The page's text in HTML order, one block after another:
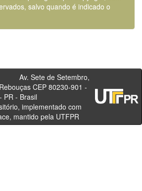
salvo quando é indicado o
de Setembro,
CEP 80230-901 -
- PR - Brasil
implementado com
mantido pela UTFPR